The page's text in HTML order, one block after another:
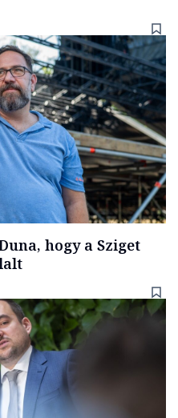
hogy a Sziget